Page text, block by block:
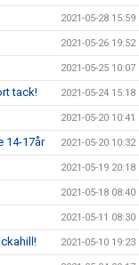
2021-05-28 15:59
2021-05-26 19:52
2021-05-25 10:07
tack! 2021-05-24 15:18
2021-05-20 10:41
14-17år 2021-05-20 10:32
2021-05-19 20:18
2021-05-18 08:40
2021-05-11 08:30
2021-05-10 19:23